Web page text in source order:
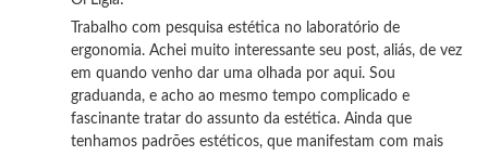
Trabalho com pesquisa estética no laboratório de
ergonomia. Achei muito interessante seu post, aliás, de vez
em quando venho dar uma olhada por aqui. Sou
graduanda, e acho ao mesmo tempo complicado e
fascinante tratar do assunto da estética. Ainda que
tenhamos padrões estéticos, que manifestam com mais